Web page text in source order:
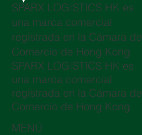
SPARX LOGISTICS HK es
una marca comercial
registrada en la Cámara de
Comercio de Hong Kong
SPARX LOGISTICS HK es
una marca comercial
registrada en la Cámara de
Comercio de Hong Kong
MENÚ